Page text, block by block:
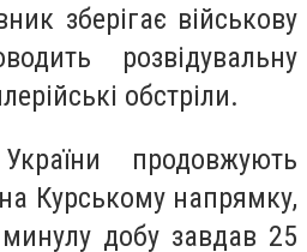
зберігає військову
розвідувальну
обстріли.
продовжують
Курському напрямку,
добу завдав 25